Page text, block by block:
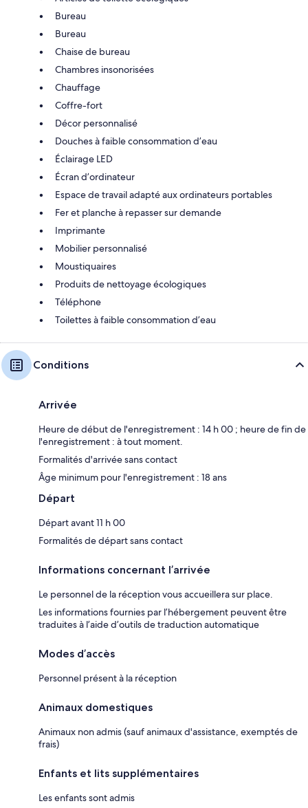
Bureau
Bureau
Chaise de bureau
Chambres insonorisées
Chauffage
Coffre-fort
Décor personnalisé
Douches à faible consommation d’eau
Éclairage LED
Écran d’ordinateur
Espace de travail adapté aux ordinateurs portables
Fer et planche à repasser sur demande
Imprimante
Mobilier personnalisé
Moustiquaires
Produits de nettoyage écologiques
Téléphone
Toilettes à faible consommation d’eau
Conditions
Arrivée
Heure de début de l'enregistrement : 14 h 00 ; heure de fin de
l'enregistrement : à tout moment.
Formalités d'arrivée sans contact
Âge minimum pour l'enregistrement : 18 ans
Départ
Départ avant 11 h 00
Formalités de départ sans contact
Informations concernant l’arrivée
Le personnel de la réception vous accueillera sur place.
Les informations fournies par l’hébergement peuvent être
traduites à l’aide d’outils de traduction automatique
Modes d’accès
Personnel présent à la réception
Animaux domestiques
Animaux non admis (sauf animaux d'assistance, exemptés de
frais)
Enfants et lits supplémentaires
Les enfants sont admis